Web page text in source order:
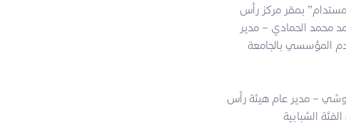
بمقر مركز رأس
محمد الحمادي – مدير
المؤسسي بالجامعة
– مدير عام هيئة رأس